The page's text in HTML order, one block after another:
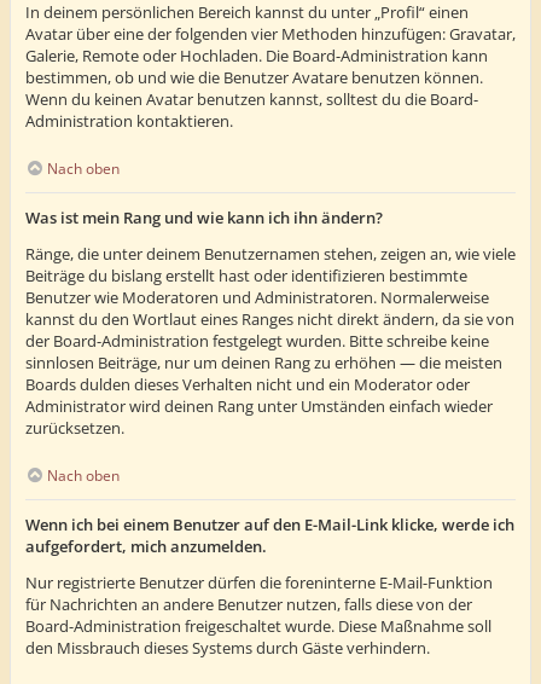
In deinem persönlichen Bereich kannst du unter „Profil“ einen
Avatar über eine der folgenden vier Methoden hinzufügen: Gravatar,
Galerie, Remote oder Hochladen. Die Board-Administration kann
bestimmen, ob und wie die Benutzer Avatare benutzen können.
Wenn du keinen Avatar benutzen kannst, solltest du die Board-
Administration kontaktieren.
Nach oben
Was ist mein Rang und wie kann ich ihn ändern?
Ränge, die unter deinem Benutzernamen stehen, zeigen an, wie viele
Beiträge du bislang erstellt hast oder identifizieren bestimmte
Benutzer wie Moderatoren und Administratoren. Normalerweise
kannst du den Wortlaut eines Ranges nicht direkt ändern, da sie von
der Board-Administration festgelegt wurden. Bitte schreibe keine
sinnlosen Beiträge, nur um deinen Rang zu erhöhen — die meisten
Boards dulden dieses Verhalten nicht und ein Moderator oder
Administrator wird deinen Rang unter Umständen einfach wieder
zurücksetzen.
Nach oben
Wenn ich bei einem Benutzer auf den E-Mail-Link klicke, werde ich
aufgefordert, mich anzumelden.
Nur registrierte Benutzer dürfen die foreninterne E-Mail-Funktion
für Nachrichten an andere Benutzer nutzen, falls diese von der
Board-Administration freigeschaltet wurde. Diese Maßnahme soll
den Missbrauch dieses Systems durch Gäste verhindern.